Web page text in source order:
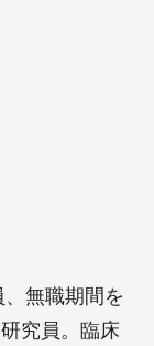
無職期間を
究員。臨床